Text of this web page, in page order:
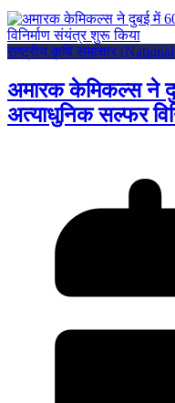
राष्ट्रीय कृषि समाचार
अमारक केमिकल्स ने
अत्याधुनिक सल्फर